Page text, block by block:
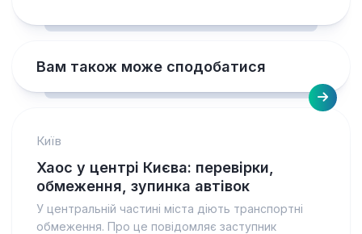
Вам також може сподобатися
Київ
Хаос у центрі Києва: перевірки,
обмеження, зупинка автівок
У центральній частині міста діють транспортні
обмеження. Про це повідомляє заступник